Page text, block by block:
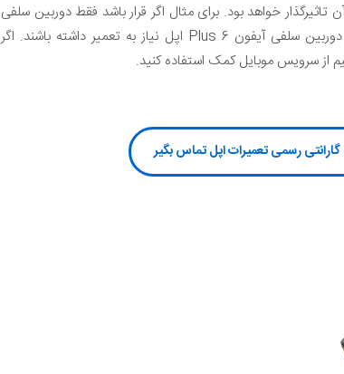
می‌آید روی هزینه نهایی آن تاثیرگذار خواهد بود. برای مثال اگر قرار باشد فقط دوربین سلفی
گوشی تعمیر شود، مطمئنا هزینه تعمیر کمتر از زمانی خواهد بود که هر دو دوربین اصلی و دوربین سلفی آیفون 6 Plus اپل نیاز به تعمیر داشته باشند. اگر